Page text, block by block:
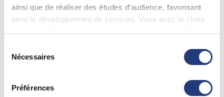
ainsi que de réaliser des études d’audience, favorisant
ainsi le développement de services. Vous avez le choix
tout moment en consultant la Déclaration relative aux
cookies ou en cliquant sur l'icône de confidentialité.
Si vous le permettez, nous aimerions également :
Nécessaires
Préférences
PAK Alireza